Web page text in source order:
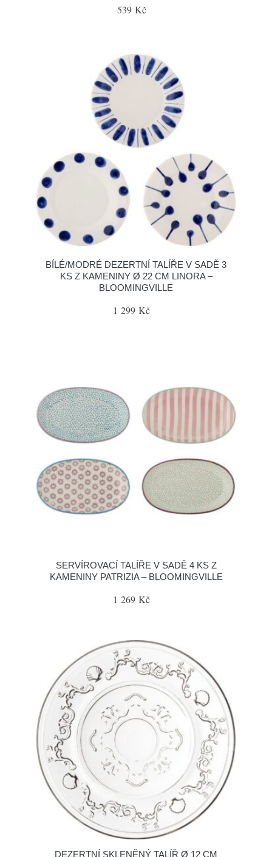
539 Kč
BÍLÉ/MODRÉ DEZERTNÍ TALÍŘE V SADĚ 3
KS Z KAMENINY Ø 22 CM LINORA –
BLOOMINGVILLE
1 299 Kč
SERVÍROVACÍ TALÍŘE V SADĚ 4 KS Z
KAMENINY PATRIZIA – BLOOMINGVILLE
1 269 Kč
DEZERTNÍ SKLENĚNÝ TALÍŘ Ø 12 CM